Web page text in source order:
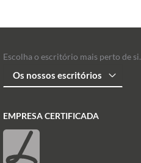
Escolha o escritório mais perto de si.
EMPRESA CERTIFICADA